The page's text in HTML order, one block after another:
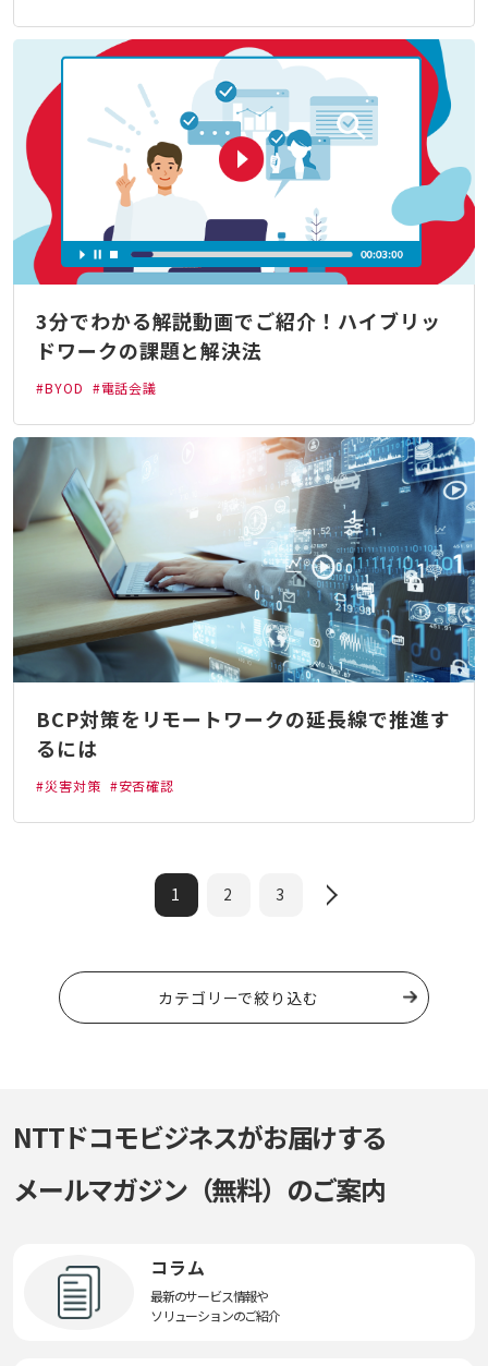
3分でわかる解説動画でご紹介！ハイブリッ
ドワークの課題と解決法
#BYOD #電話会議
BCP対策をリモートワークの延長線で推進す
るには
#災害対策 #安否確認
1 2 3
カテゴリーで絞り込む
NTTドコモビジネスがお届けする
メールマガジン（無料）のご案内
コラム
最新のサービス情報や
ソリューションのご紹介